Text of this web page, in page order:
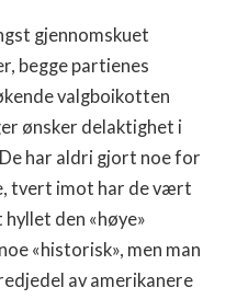
gjennomskuet
begge partienes
valgboikotten
ønsker delaktighet i
har aldri gjort noe for
tvert imot har de vært
den «høye»
«historisk», men man
av amerikanere